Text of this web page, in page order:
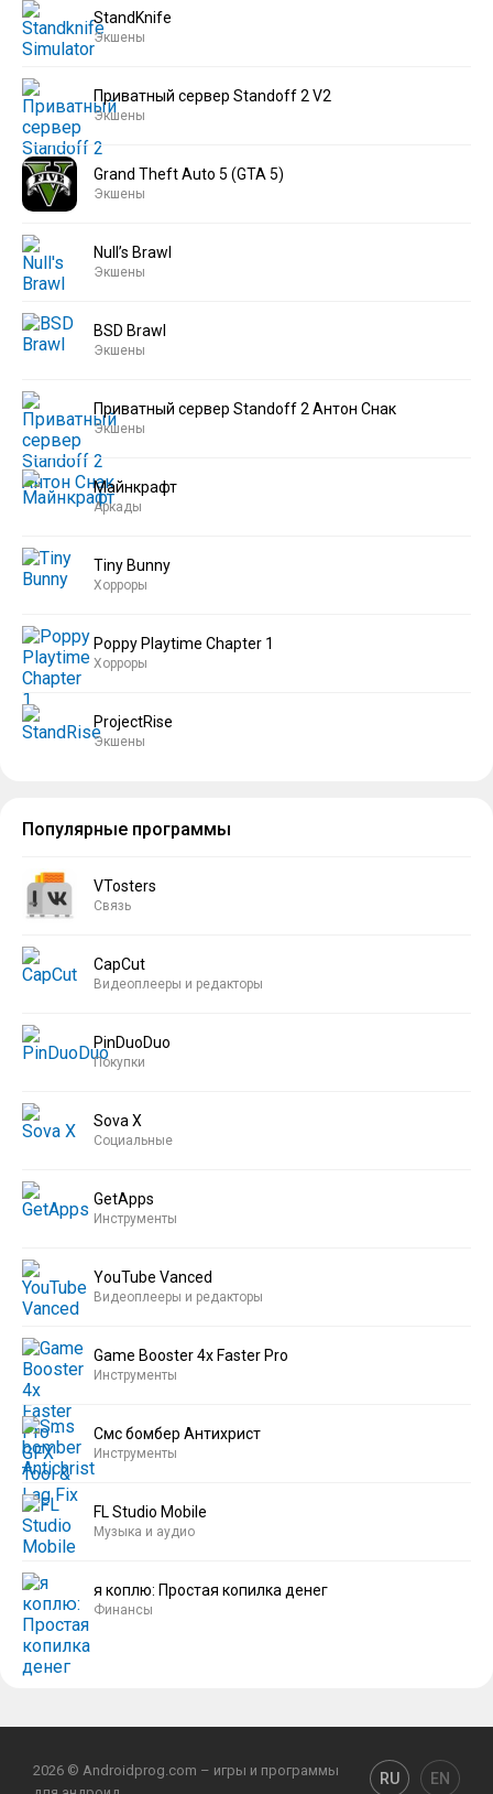
StandKnife
Экшены
Приватный сервер Standoff 2 V2
Экшены
Grand Theft Auto 5 (GTA 5)
Экшены
Null’s Brawl
Экшены
BSD Brawl
Экшены
Приватный сервер Standoff 2 Антон Снак
Экшены
Майнкрафт
Аркады
Tiny Bunny
Хорроры
Poppy Playtime Chapter 1
Хорроры
ProjectRise
Экшены
Популярные программы
VTosters
Связь
CapCut
Видеоплееры и редакторы
PinDuoDuo
Покупки
Sova X
Социальные
GetApps
Инструменты
YouTube Vanced
Видеоплееры и редакторы
Game Booster 4x Faster Pro
Инструменты
Смс бомбер Антихрист
Инструменты
FL Studio Mobile
Музыка и аудио
я коплю: Простая копилка денег
Финансы
2026 © Androidprog.com – игры и программы
RU EN